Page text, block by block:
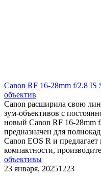
Canon RF 16-28mm f/2.8
объектив
Canon расширила свою
зум-объективов с
новый Canon RF 16-28mm
предназначен для
Canon EOS R и предлагает
компактности,
объективы
23 января, 20251223